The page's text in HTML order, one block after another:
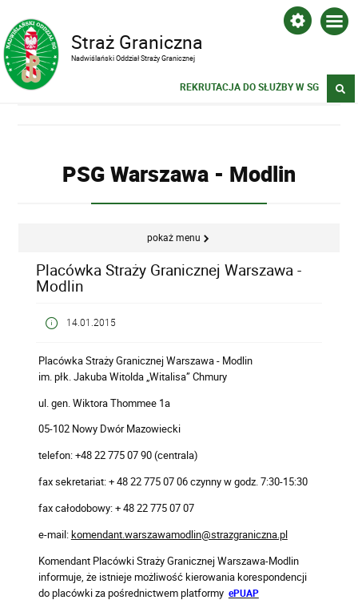
Straż Graniczna
Nadwiślański Oddział Straży Granicznej
REKRUTACJA DO SŁUŻBY W SG
PSG Warszawa - Modlin
pokaż menu
Placówka Straży Granicznej Warszawa -
Modlin
14.01.2015
Placówka Straży Granicznej Warszawa - Modlin
im. płk. Jakuba Witolda „Witalisa” Chmury
ul. gen. Wiktora Thommee 1a
05-102 Nowy Dwór Mazowiecki
telefon: +48 22 775 07 90 (centrala)
fax sekretariat: + 48 22 775 07 06 czynny w godz. 7:30-15:30
fax całodobowy: + 48 22 775 07 07
e-mail:komendant.warszawamodlin@strazgraniczna.pl
Komendant Placówki Straży Granicznej Warszawa-Modlin
informuje, że istnieje możliwość kierowania korespondencji
do placówki za pośrednictwem platformy ePUAP